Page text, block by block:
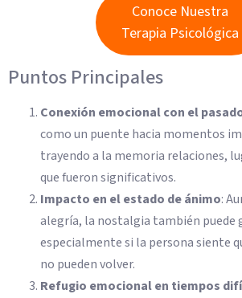
Conoce Nuestra
Terapia Psicológica
Puntos Principales
Conexión emocional con el
como un puente hacia momentos
trayendo a la memoria relaciones,
que fueron significativos.
Impacto en el estado de ánimo:
alegría, la nostalgia también puede
especialmente si la persona siente
no pueden volver.
Refugio emocional en tiempos